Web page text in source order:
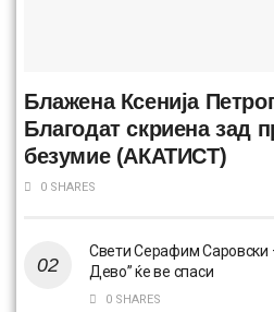
Блажена Ксенија
Благодат скриена зад
безумие (АКАТИСТ)
0 SHARES
Свети Серафим Саровски
Дево” ќе ве спаси
0 SHARES